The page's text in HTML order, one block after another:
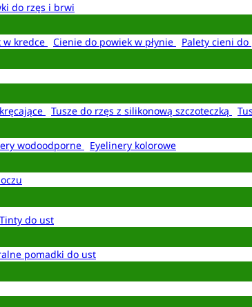
do rzęs i brwi
w kredce Cienie do powiek w płynie
Palety cieni do
Tusze do rzęs z silikonową szczoteczką
wodoodporne
Eyelinery kolorowe
Tinty do ust
pomadki do ust